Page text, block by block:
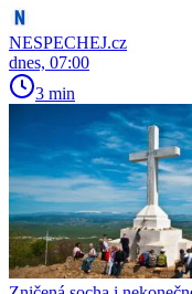
NESPECHEJ.cz
dnes, 07:00
3 min